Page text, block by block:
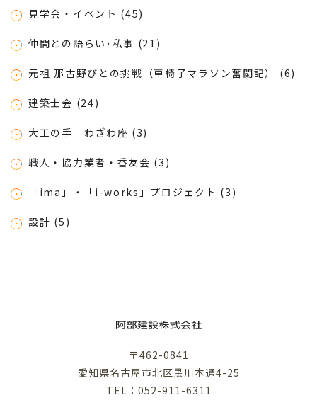
見学会・イベント (45)
仲間との語らい･私事 (21)
元祖 那古野びとの挑戦（車椅子マラソン奮闘記） (6)
建築士会 (24)
大工の手 わざわ座 (3)
職人・協力業者・香友会 (3)
「ima」・「i-works」プロジェクト (3)
設計 (5)
〒462-0841
愛知県名古屋市北区黒川本通4-25
TEL：052-911-6311